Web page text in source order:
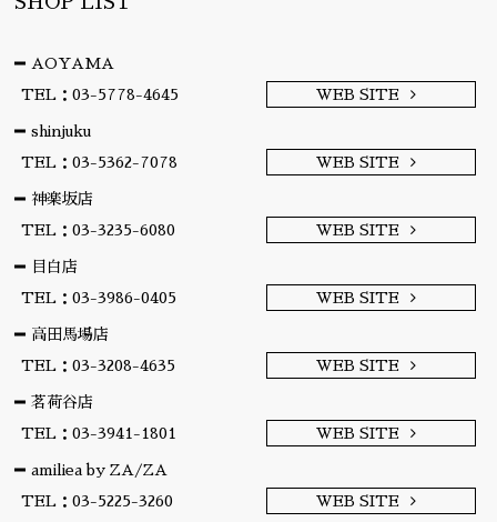
AOYAMA
TEL：03-5778-4645
WEB SITE
shinjuku
TEL：03-5362-7078
WEB SITE
神楽坂店
TEL：03-3235-6080
WEB SITE
目白店
TEL：03-3986-0405
WEB SITE
高田馬場店
TEL：03-3208-4635
WEB SITE
茗荷谷店
TEL：03-3941-1801
WEB SITE
amiliea by ZA/ZA
TEL：03-5225-3260
WEB SITE